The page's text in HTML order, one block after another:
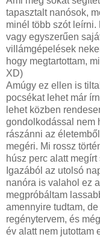
tapasztalt nanósok,
minél több szót leírni.
vagy egyszerűen
villámgépelések
hogy megtartottam,
XD)
Amúgy ez ellen is
pocsékat lehet már
lehet közben
gondolkodással nem
rászánni az
megéri. Mi rossz
húsz perc alatt
Igazából az utolsó
nanóra is valahol ez
megpróbáltam
amennyire tudtam,
regénytervem, és
év alatt nem jutottam